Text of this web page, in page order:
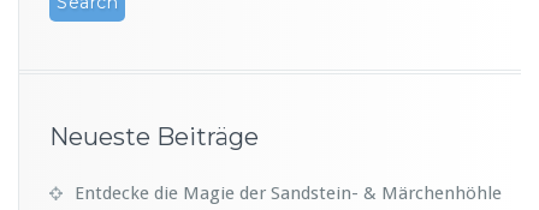
Neueste Beiträge
Entdecke die Magie der Sandstein- & Märchenhöhle